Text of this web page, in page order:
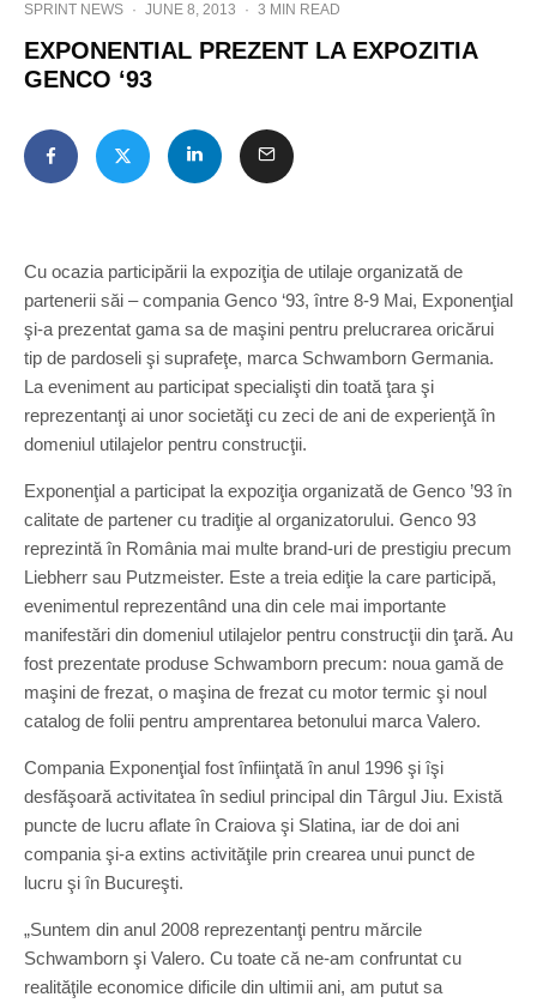
SPRINT NEWS · JUNE 8, 2013 · 3 MIN READ
EXPONENTIAL PREZENT LA EXPOZITIA
GENCO ‘93
Cu ocazia participării la expoziţia de utilaje organizată de
partenerii săi – compania Genco ‘93, între 8-9 Mai, Exponenţial
şi-a prezentat gama sa de maşini pentru prelucrarea oricărui
tip de pardoseli şi suprafeţe, marca Schwamborn Germania.
La eveniment au participat specialişti din toată ţara şi
reprezentanţi ai unor societăţi cu zeci de ani de experienţă în
domeniul utilajelor pentru construcţii.
Exponenţial a participat la expoziţia organizată de Genco ’93 în
calitate de partener cu tradiţie al organizatorului. Genco 93
reprezintă în România mai multe brand-uri de prestigiu precum
Liebherr sau Putzmeister. Este a treia ediţie la care participă,
evenimentul reprezentând una din cele mai importante
manifestări din domeniul utilajelor pentru construcţii din ţară. Au
fost prezentate produse Schwamborn precum: noua gamă de
maşini de frezat, o maşina de frezat cu motor termic şi noul
catalog de folii pentru amprentarea betonului marca Valero.
Compania Exponenţial fost înfiinţată în anul 1996 şi îşi
desfăşoară activitatea în sediul principal din Târgul Jiu. Există
puncte de lucru aflate în Craiova şi Slatina, iar de doi ani
compania şi-a extins activităţile prin crearea unui punct de
lucru şi în Bucureşti.
„Suntem din anul 2008 reprezentanţi pentru mărcile
Schwamborn şi Valero. Cu toate că ne-am confruntat cu
realităţile economice dificile din ultimii ani, am putut sa